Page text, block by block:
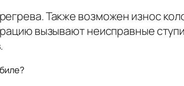
Также возможен износ
вызывают неисправные